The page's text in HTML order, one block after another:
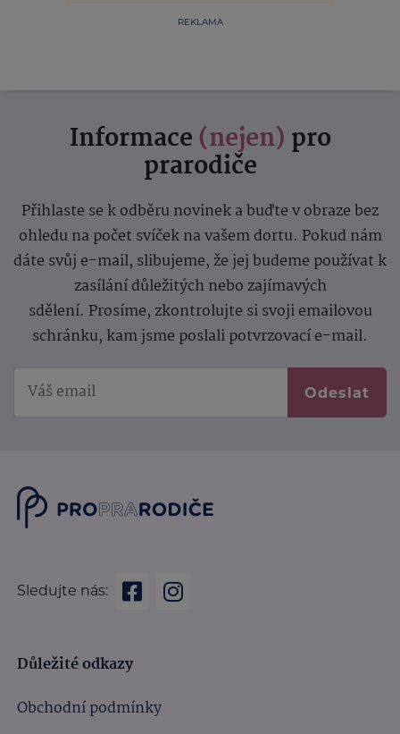
REKLAMA
Informace (nejen) pro
prarodiče
Přihlaste se k odběru novinek a buďte v obraze bez
ohledu na počet svíček na vašem dortu. Pokud nám
dáte svůj e-mail, slibujeme, že jej budeme používat k
zasílání důležitých nebo zajímavých
sdělení. Prosíme, zkontrolujte si svoji emailovou
schránku, kam jsme poslali potvrzovací e-mail.
Odeslat
Sledujte nás:
Důležité odkazy
Obchodní podmínky